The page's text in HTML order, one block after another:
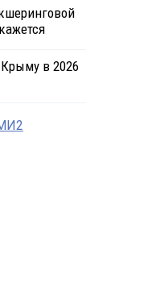
Крыму в 2026